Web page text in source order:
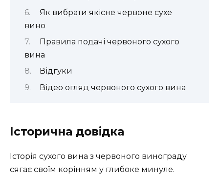
Як вибрати якісне червоне сухе
вино
Правила подачі червоного сухого
вина
Відгуки
Відео огляд червоного сухого вина
Історична довідка
Історія сухого вина з червоного винограду
сягає своїм корінням у глибоке минуле.